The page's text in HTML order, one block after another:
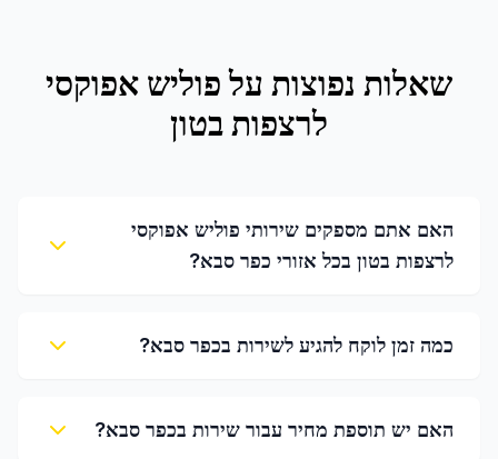
שאלות נפוצות עלפוליש אפוקסי
לרצפות בטון
האם אתם מספקים שירותי פוליש אפוקסי
לרצפות בטון בכל אזורי כפר סבא?
כמה זמן לוקח להגיע לשירות בכפר סבא?
האם יש תוספת מחיר עבור שירות בכפר סבא?